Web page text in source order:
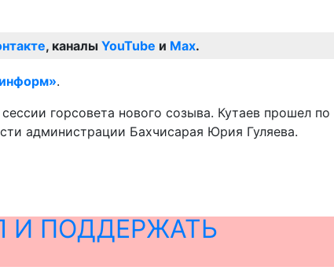
, каналы YouTube и Max.
.
горсовета нового созыва. Кутаев прошел по
администрации Бахчисарая Юрия Гуляева.
И ПОДДЕРЖАТЬ